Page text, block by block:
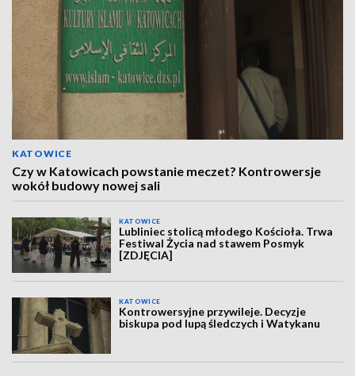
KATOWICE
Czy w Katowicach powstanie meczet? Kontrowersje
wokół budowy nowej sali
KATOWICE
Lubliniec stolicą młodego Kościoła. Trwa
Festiwal Życia nad stawem Posmyk
[ZDJĘCIA]
KATOWICE
Kontrowersyjne przywileje. Decyzje
biskupa pod lupą śledczych i Watykanu